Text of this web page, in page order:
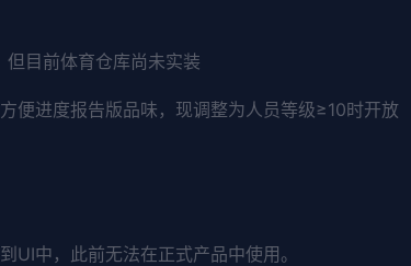
目前体育仓库尚未实装
便进度报告版品味，现调整为人员等级≥10时开放
UI中，此前无法在正式产品中使用。